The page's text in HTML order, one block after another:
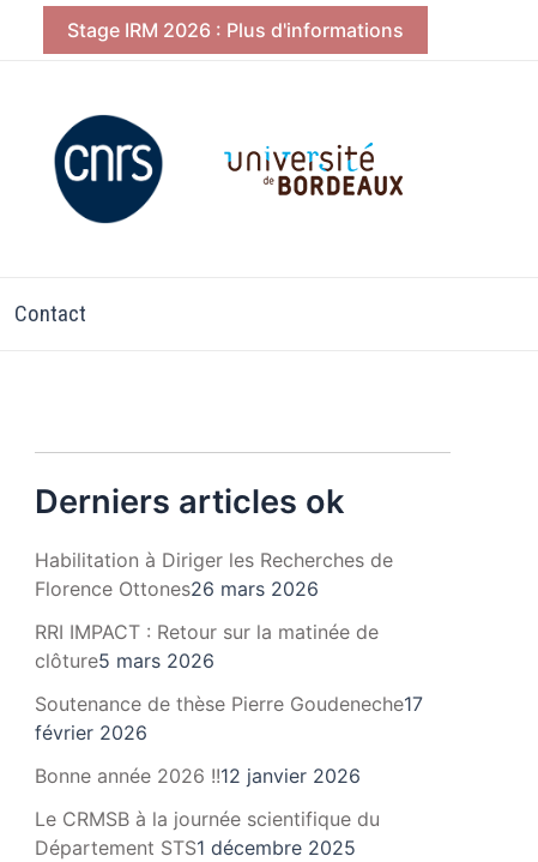
Stage IRM 2026 : Plus d'informations
Contact
Derniers articles ok
Habilitation à Diriger les Recherches de
Florence Ottones26 mars 2026
RRI IMPACT : Retour sur la matinée de
clôture5 mars 2026
Soutenance de thèse Pierre Goudeneche17
février 2026
Bonne année 2026 !!12 janvier 2026
Le CRMSB à la journée scientifique du
Département STS1 décembre 2025